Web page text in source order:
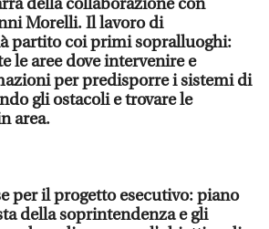
della collaborazione con
Morelli. Il lavoro di
partito coi primi sopralluoghi:
le aree dove intervenire e
per predisporre i sistemi di
gli ostacoli e trovare le
area.
per il progetto esecutivo: piano
della soprintendenza e gli